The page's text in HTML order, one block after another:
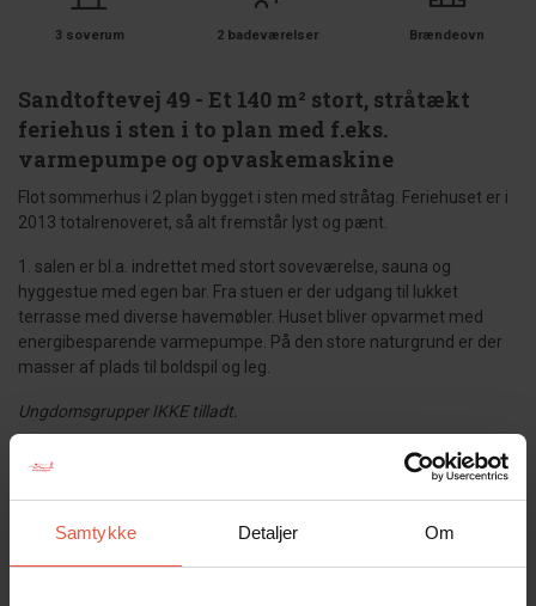
Samtykke Detaljer Om
3 soverum 2 badeværelser Brændeovn
Sandtoftevej 49 - Et 140 m² stort, stråtækt
feriehus i sten i to plan med f.eks.
varmepumpe og opvaskemaskine
Flot sommerhus i 2 plan bygget i sten med stråtag. Feriehuset er i
2013 totalrenoveret, så alt fremstår lyst og pænt.
1. salen er bl.a. indrettet med stort soveværelse, sauna og
hyggestue med egen bar. Fra stuen er der udgang til lukket
terrasse med diverse havemøbler. Huset bliver opvarmet med
energibesparende varmepumpe. På den store naturgrund er der
masser af plads til boldspil og leg.
Ungdomsgrupper IKKE tilladt.
Gæsterne siger